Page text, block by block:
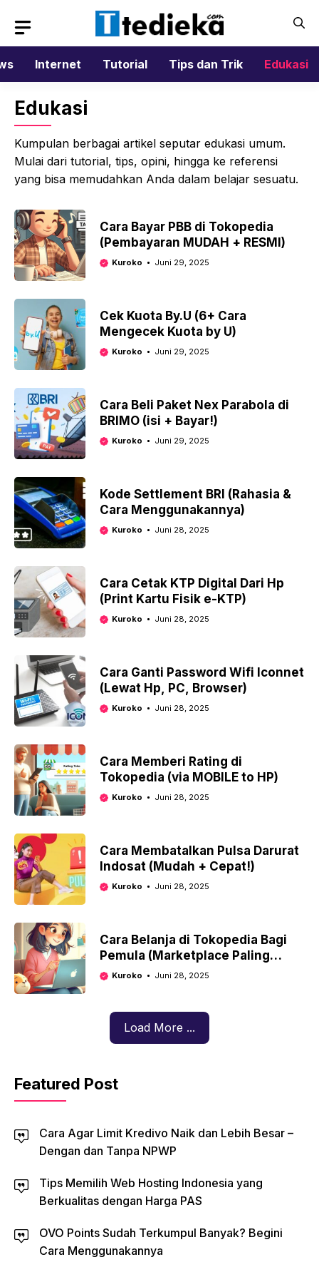
isi
Internet Tutorial Tips dan Trik Edukasi
Edukasi
Kumpulan berbagai artikel seputar edukasi umum.
Mulai dari tutorial, tips, opini, hingga ke referensi
yang bisa memudahkan Anda dalam belajar sesuatu.
Cara Bayar PBB di Tokopedia
(Pembayaran MUDAH + RESMI)
Kuroko Juni 29, 2025
Cek Kuota By.U (6+ Cara
Mengecek Kuota by U)
Kuroko Juni 29, 2025
Cara Beli Paket Nex Parabola di
BRIMO (isi + Bayar!)
Kuroko Juni 29, 2025
Kode Settlement BRI (Rahasia &
Cara Menggunakannya)
Kuroko Juni 28, 2025
Cara Cetak KTP Digital Dari Hp
(Print Kartu Fisik e-KTP)
Kuroko Juni 28, 2025
Cara Ganti Password Wifi Iconnet
(Lewat Hp, PC, Browser)
Kuroko Juni 28, 2025
Cara Memberi Rating di
Tokopedia (via MOBILE to HP)
Kuroko Juni 28, 2025
Cara Membatalkan Pulsa Darurat
Indosat (Mudah + Cepat!)
Kuroko Juni 28, 2025
Cara Belanja di Tokopedia Bagi
Pemula (Marketplace Paling
Aman)
Kuroko Juni 28, 2025
Load More ...
Featured Post
Cara Agar Limit Kredivo Naik dan Lebih Besar –
Dengan dan Tanpa NPWP
Tips Memilih Web Hosting Indonesia yang
Berkualitas dengan Harga PAS
OVO Points Sudah Terkumpul Banyak? Begini
Cara Menggunakannya